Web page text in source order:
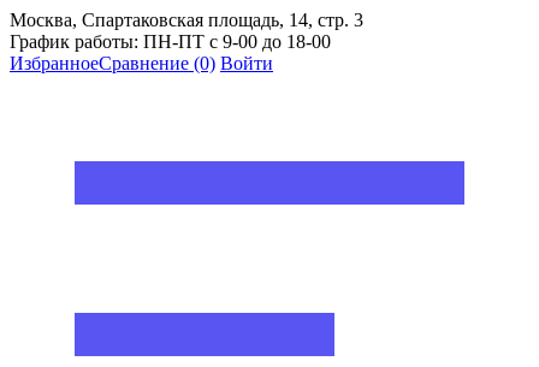
Москва, Спартаковская площадь, 14, стр. 3
График работы: ПН-ПТ с 9-00 до 18-00
ИзбранноеСравнение (0) Войти